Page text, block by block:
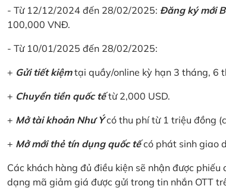
- Từ 12/12/2024 đến 28/02/2025: Đăng ký mới
100,000 VNĐ.
- Từ 10/01/2025 đến 28/02/2025:
+ Gửi tiết kiệmtại quầy/online kỳ hạn 3 tháng, 6
+ Chuyển tiền quốc tếtừ 2,000 USD.
+ Mở tài khoản Như Ýcó thu phí từ 1 triệu đồng
+ Mở mới thẻ tín dụng quốc tếcó phát sinh giao
Các khách hàng đủ điều kiện sẽ nhận được
dạng mã giảm giá được gửi trong tin nhắn OTT